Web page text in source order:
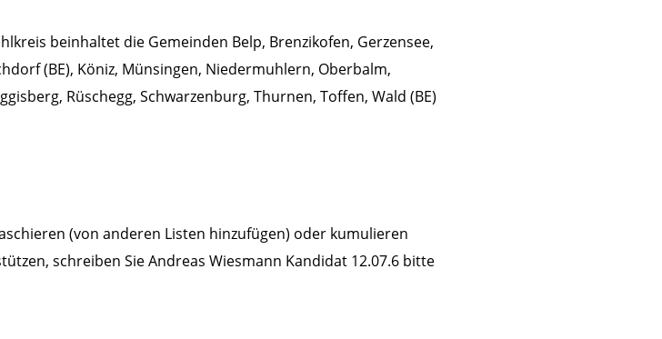
beinhaltet die Gemeinden Belp, Brenzikofen, Gerzensee,
(BE), Köniz, Münsingen, Niedermuhlern, Oberbalm,
Rüschegg, Schwarzenburg, Thurnen, Toffen, Wald (BE)
(von anderen Listen hinzufügen) oder kumulieren
schreiben Sie Andreas Wiesmann Kandidat 12.07.6 bitte